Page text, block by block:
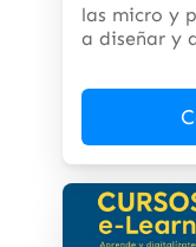
las micro y
a diseñar y